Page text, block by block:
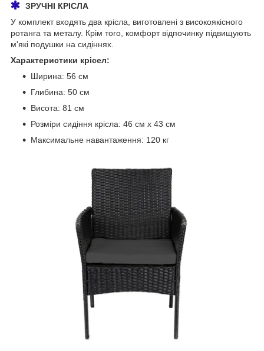
ЗРУЧНІ КРІСЛА
У комплект входять два крісла, виготовлені з високоякісного
ротанга та металу. Крім того, комфорт відпочинку підвищують
м'які подушки на сидіннях.
Характеристики крісел:
Ширина: 56 см
Глибина: 50 см
Висота: 81 см
Розміри сидіння крісла: 46 см x 43 см
Максимальне навантаження: 120 кг